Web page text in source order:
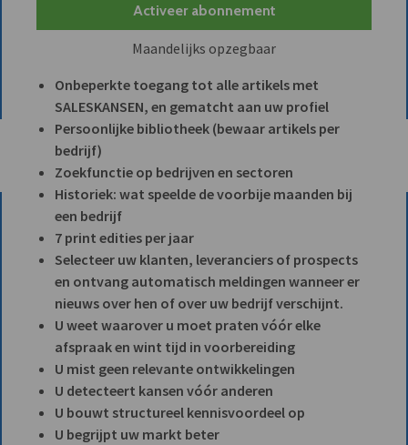
Activeer abonnement
Maandelijks opzegbaar
Onbeperkte toegang tot alle artikels met
SALESKANSEN, en gematcht aan uw profiel
Persoonlijke bibliotheek (bewaar artikels per
bedrijf)
Zoekfunctie op bedrijven en sectoren
Historiek: wat speelde de voorbije maanden bij
een bedrijf
7 print edities per jaar
Selecteer uw klanten, leveranciers of prospects
en ontvang automatisch meldingen wanneer er
nieuws over hen of over uw bedrijf verschijnt.
U weet waarover u moet praten vóór elke
afspraak en wint tijd in voorbereiding
U mist geen relevante ontwikkelingen
U detecteert kansen vóór anderen
U bouwt structureel kennisvoordeel op
U begrijpt uw markt beter